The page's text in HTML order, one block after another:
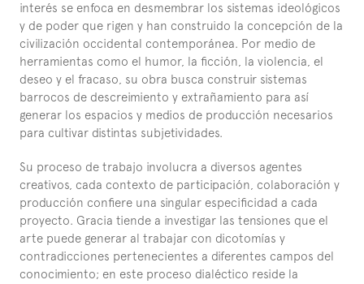
interés se enfoca en desmembrar los sistemas ideológicos
y de poder que rigen y han construido la concepción de la
civilización occidental contemporánea. Por medio de
herramientas como el humor, la ficción, la violencia, el
deseo y el fracaso, su obra busca construir sistemas
barrocos de descreimiento y extrañamiento para así
generar los espacios y medios de producción necesarios
para cultivar distintas subjetividades.
Su proceso de trabajo involucra a diversos agentes
creativos, cada contexto de participación, colaboración y
producción confiere una singular especificidad a cada
proyecto. Gracia tiende a investigar las tensiones que el
arte puede generar al trabajar con dicotomías y
contradicciones pertenecientes a diferentes campos del
conocimiento; en este proceso dialéctico reside la